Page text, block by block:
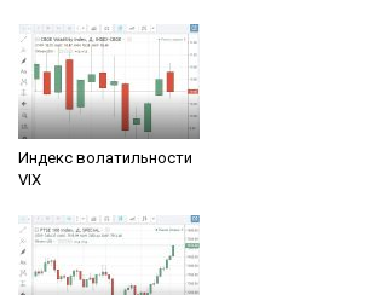
Индекс волатильности
VIX